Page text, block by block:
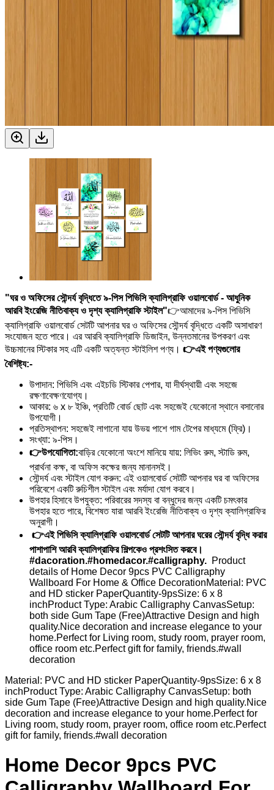
"ঘর ও অফিসের সৌন্দর্য বৃদ্ধিতে ৯-পিস পিভিসি ক্যালিগ্রাফি ওয়ালবোর্ড - আধুনিক
আরবি ইংরেজি নীতিবাক্য ও দৃশ্য ক্যালিগ্রাফি স্টাইল"👉আমাদের ৯-পিস পিভিসি
ক্যালিগ্রাফি ওয়ালবোর্ড সেটটি আপনার ঘর ও অফিসের সৌন্দর্য বৃদ্ধিতে একটি অসাধারণ
সংযোজন হতে পারে। এর আরবি ক্যালিগ্রাফি ডিজাইন, উন্নতমানের উপকরণ এবং
উচ্চমানের স্টিকার সহ এটি একটি অত্যন্ত স্টাইলিশ পণ্য। 👉এই পণ্যগুলোর
বৈশিষ্ট্য:-
উপাদান: পিভিসি এবং এইচডি স্টিকার পেপার, যা দীর্ঘস্থায়ী এবং সহজে
রক্ষণাবেক্ষণযোগ্য।
আকার: ৬ x ৮ ইঞ্চি, প্রতিটি বোর্ড ছোট এবং সহজেই যেকোনো স্থানে বসানোর
উপযোগী।
প্রতিস্থাপন: সহজেই লাগানো যায় উভয় পাশে গাম টেপের মাধ্যমে (ফ্রি)।
সংখ্যা: ৯-পিস।
👉উপযোগিতা:বাড়ির যেকোনো অংশে মানিয়ে যায়: লিভিং রুম, স্টাডি রুম,
প্রার্থনা কক্ষ, বা অফিস কক্ষের জন্য মানানসই।
সৌন্দর্য এবং স্টাইল যোগ করুন: এই ওয়ালবোর্ড সেটটি আপনার ঘর বা অফিসের
পরিবেশে একটি রুচিশীল স্টাইল এবং মর্যাদা যোগ করবে।
উপহার হিসাবে উপযুক্ত: পরিবারের সদস্য বা বন্ধুদের জন্য একটি চমৎকার
উপহার হতে পারে, বিশেষত যারা আরবি ইংরেজি নীতিবাক্য ও দৃশ্য ক্যালিগ্রাফির
অনুরাগী।
👉এই পিভিসি ক্যালিগ্রাফি ওয়ালবোর্ড সেটটি আপনার ঘরের সৌন্দর্য বৃদ্ধি করার
পাশাপাশি আরবি ক্যালিগ্রাফির শিল্পকেও প্রশংসিত করবে।
#dacoration.#homedacor.#calligraphy. Product
details of Home Decor 9pcs PVC Calligraphy
Wallboard For Home & Office DecorationMaterial: PVC
and HD sticker PaperQuantity-9psSize: 6 x 8
inchProduct Type: Arabic Calligraphy CanvasSetup:
both side Gum Tape (Free)Attractive Design and high
quality.Nice decoration and increase elegance to your
home.Perfect for Living room, study room, prayer room,
office room etc.Perfect gift for family, friends.#wall
decoration
Material: PVC and HD sticker PaperQuantity-9psSize: 6 x 8
inchProduct Type: Arabic Calligraphy CanvasSetup: both
side Gum Tape (Free)Attractive Design and high quality.Nice
decoration and increase elegance to your home.Perfect for
Living room, study room, prayer room, office room etc.Perfect
gift for family, friends.#wall decoration
Home Decor 9pcs PVC